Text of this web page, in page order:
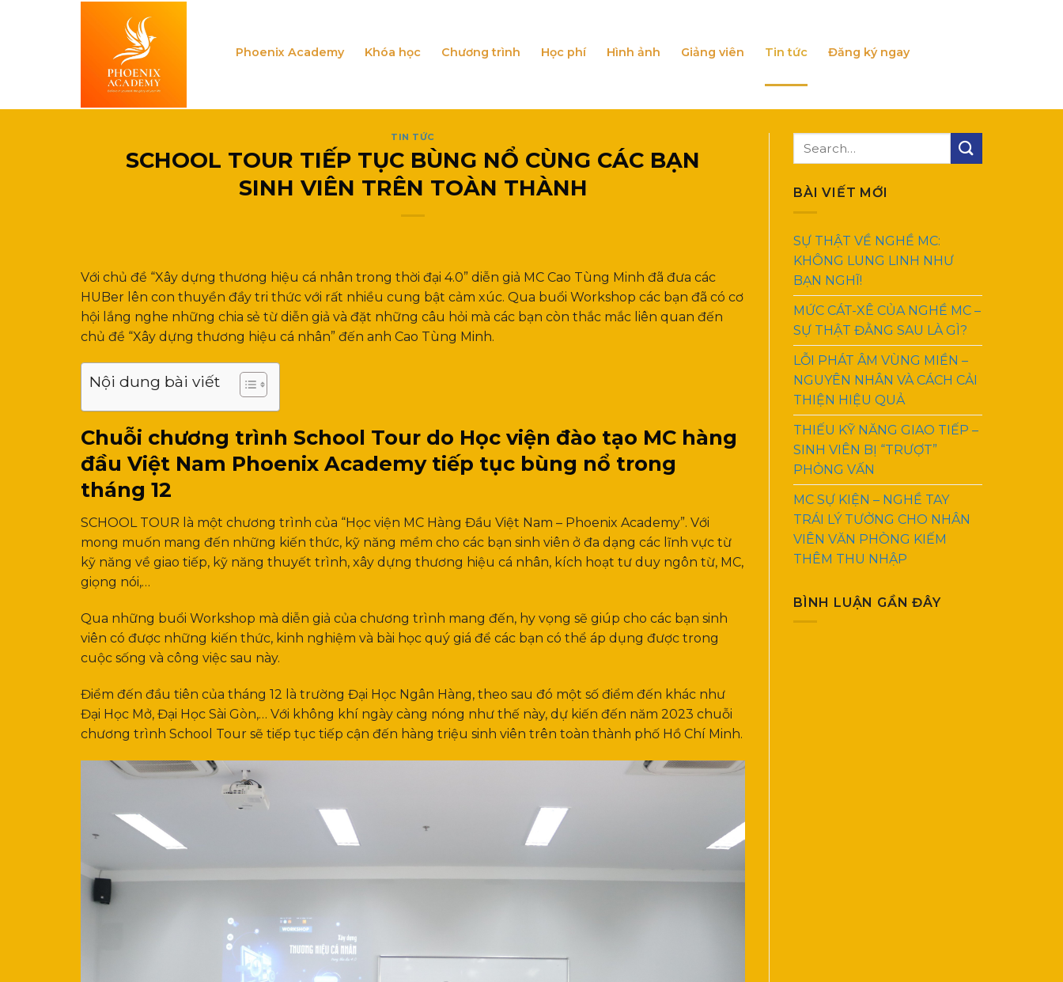
Phoenix Academy Khóa học Chương trình Học phí Hình ảnh Giảng viên Tin tức Đăng ký ngay
TIN TỨC
SCHOOL TOUR TIẾP TỤC BÙNG NỔ CÙNG CÁC BẠN
SINH VIÊN TRÊN TOÀN THÀNH
Với chủ đề “Xây dựng thương hiệu cá nhân trong thời đại 4.0” diễn giả MC Cao Tùng Minh đã đưa các
HUBer lên con thuyền đầy tri thức với rất nhiều cung bật cảm xúc. Qua buổi Workshop các bạn đã có cơ
hội lắng nghe những chia sẻ từ diễn giả và đặt những câu hỏi mà các bạn còn thắc mắc liên quan đến
chủ đề “Xây dựng thương hiệu cá nhân” đến anh Cao Tùng Minh.
Nội dung bài viết
Chuỗi chương trình School Tour do Học viện đào tạo MC hàng
đầu Việt Nam Phoenix Academy tiếp tục bùng nổ trong
tháng 12
SCHOOL TOUR là một chương trình của “Học viện MC Hàng Đầu Việt Nam – Phoenix Academy”. Với
mong muốn mang đến những kiến thức, kỹ năng mềm cho các bạn sinh viên ở đa dạng các lĩnh vực từ
kỹ năng về giao tiếp, kỹ năng thuyết trình, xây dựng thương hiệu cá nhân, kích hoạt tư duy ngôn từ, MC,
giọng nói,…
Qua những buổi Workshop mà diễn giả của chương trình mang đến, hy vọng sẽ giúp cho các bạn sinh
viên có được những kiến thức, kinh nghiệm và bài học quý giá để các bạn có thể áp dụng được trong
cuộc sống và công việc sau này.
Điểm đến đầu tiên của tháng 12 là trường Đại Học Ngân Hàng, theo sau đó một số điểm đến khác như
Đại Học Mở, Đại Học Sài Gòn,… Với không khí ngày càng nóng như thế này, dự kiến đến năm 2023 chuỗi
chương trình School Tour sẽ tiếp tục tiếp cận đến hàng triệu sinh viên trên toàn thành phố Hồ Chí Minh.
BÀI VIẾT MỚI
SỰ THẬT VỀ NGHỀ MC:
KHÔNG LUNG LINH NHƯ
BẠN NGHĨ!
MỨC CÁT-XÊ CỦA NGHỀ MC –
SỰ THẬT ĐẰNG SAU LÀ GÌ?
LỖI PHÁT ÂM VÙNG MIỀN –
NGUYÊN NHÂN VÀ CÁCH CẢI
THIỆN HIỆU QUẢ
THIẾU KỸ NĂNG GIAO TIẾP –
SINH VIÊN BỊ “TRƯỢT”
PHỎNG VẤN
MC SỰ KIỆN – NGHỀ TAY
TRÁI LÝ TƯỞNG CHO NHÂN
VIÊN VĂN PHÒNG KIẾM
THÊM THU NHẬP
BÌNH LUẬN GẦN ĐÂY